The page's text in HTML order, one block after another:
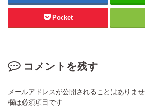
Pocket
コメントを残す
メールアドレスが公開されることはありませ
欄は必須項目です